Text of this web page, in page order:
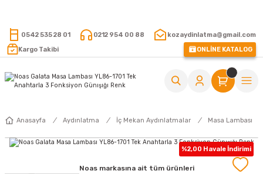
0542 535 28 01 0212 954 00 88
kozaydinlatma@gmail.com
Kargo Takibi
ONLİNE KATALOG
Anasayfa Aydınlatma İç Mekan Aydınlatmalar Masa Lambası
%2,00 Havale İndirimi
Noas markasına ait tüm ürünleri